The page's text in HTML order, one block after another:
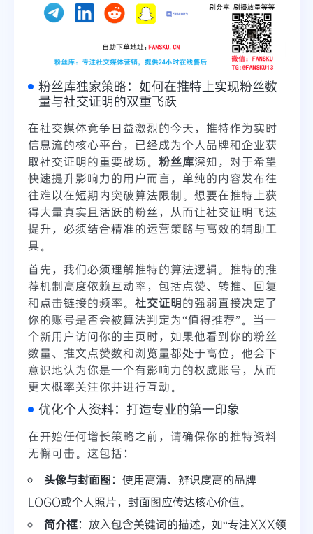
粉丝库独家策略：如何在推特上实现粉丝数
量与社交证明的双重飞跃
在社交媒体竞争日益激烈的今天，推特作为实时
信息流的核心平台，已经成为个人品牌和企业获
取社交证明的重要战场。 粉丝库深知，对于希望
快速提升影响力的用户而言，单纯的内容发布往
往难以在短期内突破算法限制。想要在推特上获
得大量真实且活跃的粉丝，从而让社交证明飞速
提升，必须结合精准的运营策略与高效的辅助工
具。
首先，我们必须理解推特的算法逻辑。推特的推
荐机制高度依赖互动率，包括点赞、转推、回复
和点击链接的频率。 社交证明的强弱直接决定了
你的账号是否会被算法判定为“值得推荐”。当一
个新用户访问你的主页时，如果他看到你的粉丝
数量、推文点赞数和浏览量都处于高位，他会下
意识地认为你是一个有影响力的权威账号，从而
更大概率关注你并进行互动。
优化个人资料：打造专业的第一印象
在开始任何增长策略之前，请确保你的推特资料
无懈可击。这包括：
头像与封面图：使用高清、辨识度高的品牌
LOGO或个人照片，封面图应传达核心价值。
简介框：放入包含关键词的描述，如“专注XXX领